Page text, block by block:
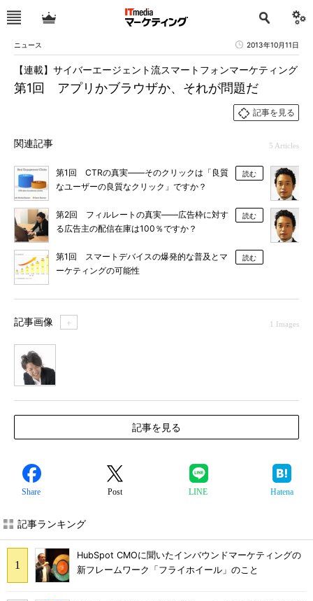
ニュース 2013年10月11日
第1回 アプリかブラウザか、それが問題だ
【連載】サイバーエージェント流スマートフォンマーケティング
記事を見る
関連記事 5 Articles
第1回 CTRの真実――そのクリックは「良質
なユーザーの良質なクリック」ですか？
読む
第2回 フィルレートの真実――広告枠に対す
る広告主の配信在庫は100％ですか？
読む
第1回 スマートデバイスの爆発的な普及とマ
ーケティングの可能性
読む
記事画像 ＋ 1 Images
記事を見る
Share Post LINE Hatena
記事ランキング
HubSpot CMOに聞いたインバウンドマーケティングの
新フレームワーク「フライホイール」のこと